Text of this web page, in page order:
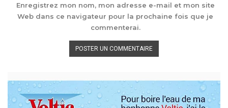
Enregistrez mon nom, mon adresse e-mail et mon site
Web dans ce navigateur pour la prochaine fois que je
commenterai.